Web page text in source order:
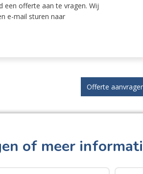
een offerte aan te vragen. Wij
e-mail sturen naar
Offerte
of meer